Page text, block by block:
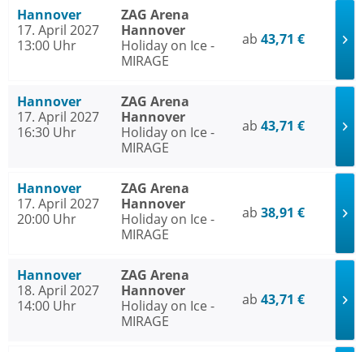
Hannover
17. April 2027
13:00 Uhr
ZAG Arena
Hannover
Holiday on Ice -
MIRAGE
ab 43,71 €
Hannover
17. April 2027
16:30 Uhr
ZAG Arena
Hannover
Holiday on Ice -
MIRAGE
ab 43,71 €
Hannover
17. April 2027
20:00 Uhr
ZAG Arena
Hannover
Holiday on Ice -
MIRAGE
ab 38,91 €
Hannover
18. April 2027
14:00 Uhr
ZAG Arena
Hannover
Holiday on Ice -
MIRAGE
ab 43,71 €